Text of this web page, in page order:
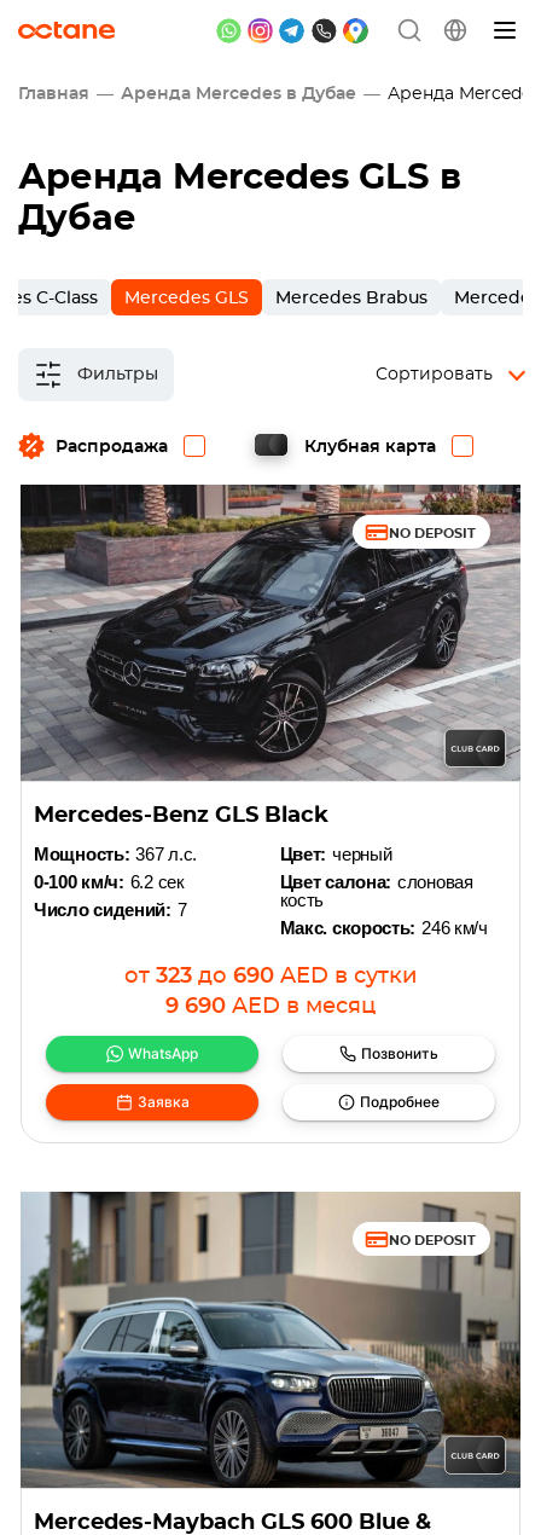
Главная Аренда Mercedes в Дубае Аренда Mercedes
Аренда Mercedes GLS в
Дубае
C-Class Mercedes GLS Mercedes Brabus Mercedes
Фильтры
Распродажа Клубная карта
Сортировать
NO DEPOSIT
Mercedes-Benz GLS Black
Мощность: 367 л.с.
0-100 км/ч: 6.2 сек
Число сидений: 7
Цвет: черный
Цвет салона: слоновая
кость
Макс. скорость: 246 км/ч
от 323 до 690 AED в сутки
9 690 AED в месяц
WhatsApp Позвонить
Заявка Подробнее
NO DEPOSIT
Mercedes-Maybach GLS 600 Blue &